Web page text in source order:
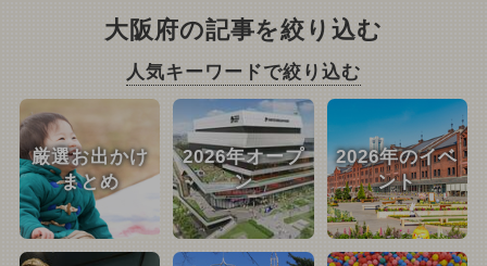
大阪府の記事を絞り込む
人気キーワードで絞り込む
厳選お出かけ
まとめ
2026年オープ
ン
2026年のイベ
ント